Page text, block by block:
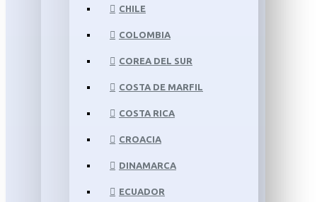
CHILE
COLOMBIA
COREA DEL SUR
COSTA DE MARFIL
COSTA RICA
CROACIA
DINAMARCA
ECUADOR